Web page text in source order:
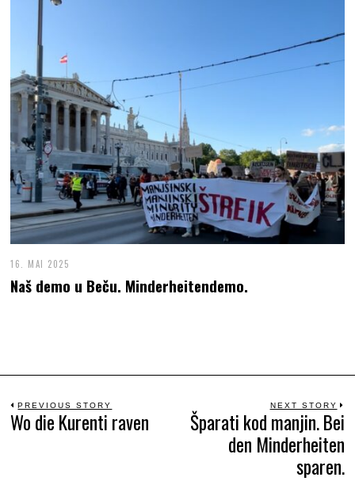
16. MAI 2025
Naš demo u Beču. Minderheitendemo.
Beitrags-
PREVIOUS STORY
Previous
Wo die Kurenti raven
NEXT STORY
Šparati kod manjin. Bei
den Minderheiten
sparen.